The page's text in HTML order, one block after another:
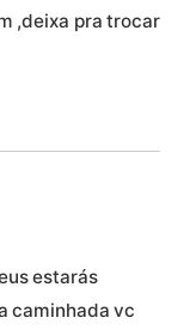
,deixa pra trocar
estarás
caminhada vc